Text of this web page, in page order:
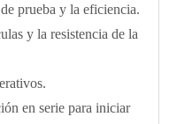
prueba y la eficiencia.
y la resistencia de la
en serie para iniciar